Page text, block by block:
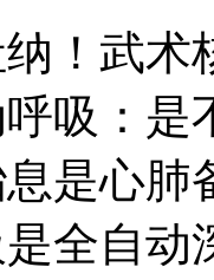
武术
吸：是
是心肺
全自动